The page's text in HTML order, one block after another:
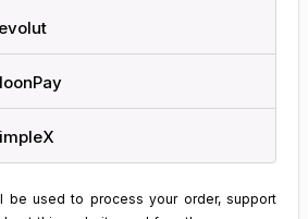
be used to process your order, support